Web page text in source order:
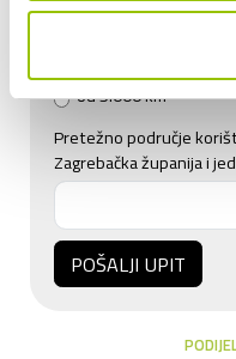
od 5.000 km
Pretežno područje
Zagrebačka županija i
POŠALJI UPIT